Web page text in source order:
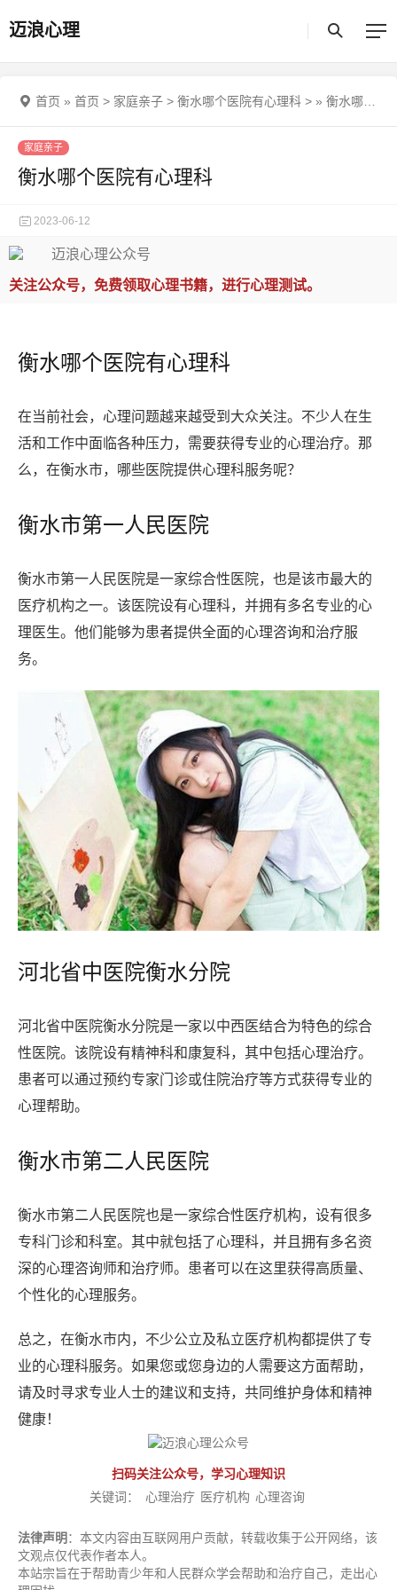
迈浪心理
首页 » 首页 > 家庭亲子 > 衡水哪个医院有心理科 > » 衡水哪个医院有心理科
家庭亲子
衡水哪个医院有心理科
2023-06-12
关注公众号，免费领取心理书籍，进行心理测试。
衡水哪个医院有心理科
在当前社会，心理问题越来越受到大众关注。不少人在生
活和工作中面临各种压力，需要获得专业的心理治疗。那
么，在衡水市，哪些医院提供心理科服务呢？
衡水市第一人民医院
衡水市第一人民医院是一家综合性医院，也是该市最大的
医疗机构之一。该医院设有心理科，并拥有多名专业的心
理医生。他们能够为患者提供全面的心理咨询和治疗服
务。
河北省中医院衡水分院
河北省中医院衡水分院是一家以中西医结合为特色的综合
性医院。该院设有精神科和康复科，其中包括心理治疗。
患者可以通过预约专家门诊或住院治疗等方式获得专业的
心理帮助。
衡水市第二人民医院
衡水市第二人民医院也是一家综合性医疗机构，设有很多
专科门诊和科室。其中就包括了心理科，并且拥有多名资
深的心理咨询师和治疗师。患者可以在这里获得高质量、
个性化的心理服务。
总之，在衡水市内，不少公立及私立医疗机构都提供了专
业的心理科服务。如果您或您身边的人需要这方面帮助，
请及时寻求专业人士的建议和支持，共同维护身体和精神
健康！
扫码关注公众号，学习心理知识
关键词：
心理治疗 医疗机构 心理咨询
法律声明 ：本文内容由互联网用户贡献，转载收集于公开网络，该
文观点仅代表作者本人。
本站宗旨在于帮助青少年和人民群众学会帮助和治疗自己，走出心